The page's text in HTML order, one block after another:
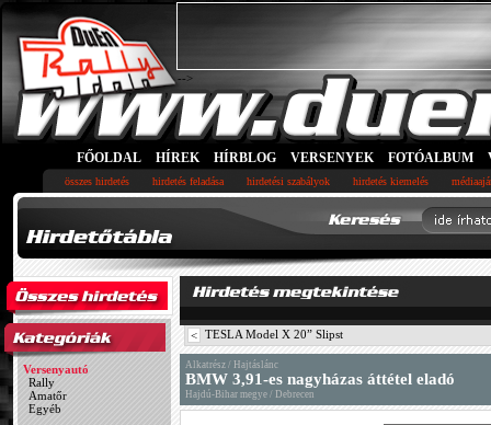
-->
FŐOLDAL HÍREK HÍRBLOG VERSENYEK FOTÓALBUM
összes hirdetés hirdetés feladása hirdetési szabályok hirdetés kiemelés
Versenyautó
Rally
Amatőr
Egyéb
< TESLA Model X 20” Slipst
Alkatrész / Hajtáslánc
BMW 3,91-es nagyházas áttétel eladó
Hajdú-Bihar megye / Debrecen